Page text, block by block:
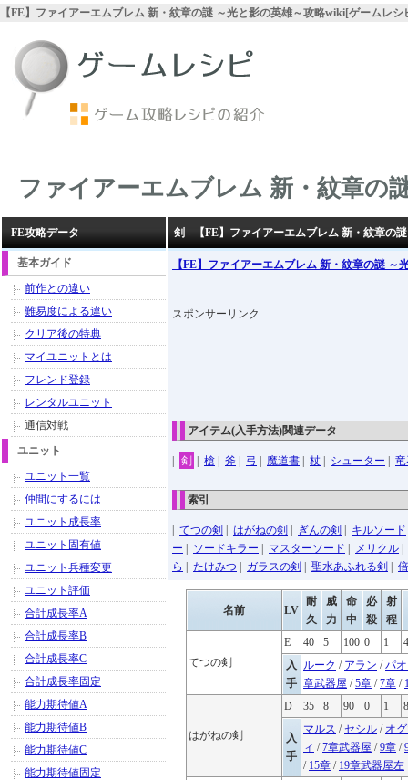
【FE】ファイアーエムブレム 新・紋章の謎 ～光と影の英雄～攻略wiki[ゲームレシ
ファイアーエムブレム 新・紋章の
剣 - 【FE】ファイアーエムブレム 新・紋章の
【FE】ファイアーエムブレム 新・紋章の謎 ～
スポンサーリンク
アイテム(入手方法)関連データ
剣 槍 斧 弓 魔道書 杖 シューター
索引
てつの剣 はがねの剣 ぎんの剣 キルソード
ー
ソードキラー マスターソード メリクル
ら
たけみつ ガラスの剣 聖水あふれる剣
名前 LV
耐
久
威
力
命
中
必
殺
射
程
てつの剣
E 40 5 100 0 1
入
手
ルーク / アラン /パ
章武器屋 /5章 /7章 /
はがねの剣
D 35 8 90 0 1
入
手
マルス /セシル / オ
ィ /7章武器屋 /9章 /
/ 15章 / 19章武器屋左
FE攻略データ
基本ガイド
前作との違い
難易度による違い
クリア後の特典
マイユニットとは
フレンド登録
レンタルユニット
通信対戦
ユニット
ユニット一覧
仲間にするには
ユニット成長率
ユニット固有値
ユニット兵種変更
ユニット評価
合計成長率A
合計成長率B
合計成長率C
合計成長率固定
能力期待値A
能力期待値B
能力期待値C
能力期待値固定